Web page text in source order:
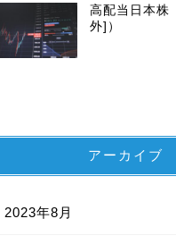
高配当日本株
外]）
アーカイブ
2023年8月